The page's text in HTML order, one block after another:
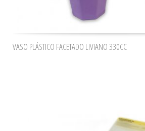
VASO PLÁSTICO FACETADO LIVIANO 330CC